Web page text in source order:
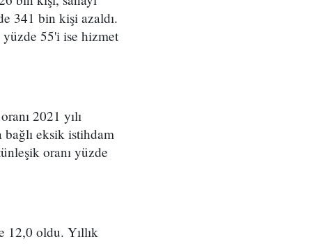
341 bin kişi azaldı.
55'i ise hizmet
2021 yılı
eksik istihdam
oranı yüzde
12,0 oldu. Yıllık